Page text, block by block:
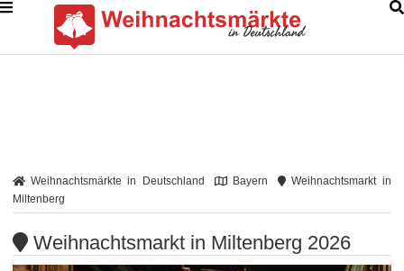
Weihnachtsmärkte in Deutschland Bayern
Weihnachtsmarkt in
Miltenberg
Weihnachtsmarkt in Miltenberg 2026